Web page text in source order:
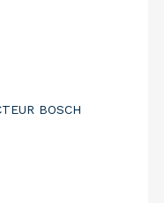
BOSCH